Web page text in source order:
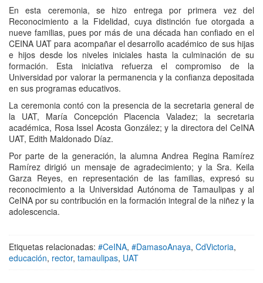
En esta ceremonia, se hizo entrega por primera vez del
Reconocimiento a la Fidelidad, cuya distinción fue otorgada a
nueve familias, pues por más de una década han confiado en el
CEINA UAT para acompañar el desarrollo académico de sus hijas
e hijos desde los niveles iniciales hasta la culminación de su
formación. Esta iniciativa refuerza el compromiso de la
Universidad por valorar la permanencia y la confianza depositada
en sus programas educativos.
La ceremonia contó con la presencia de la secretaria general de
la UAT, María Concepción Placencia Valadez; la secretaria
académica, Rosa Issel Acosta González; y la directora del CeINA
UAT, Edith Maldonado Díaz.
Por parte de la generación, la alumna Andrea Regina Ramírez
Ramírez dirigió un mensaje de agradecimiento; y la Sra. Keila
Garza Reyes, en representación de las familias, expresó su
reconocimiento a la Universidad Autónoma de Tamaulipas y al
CeINA por su contribución en la formación integral de la niñez y la
adolescencia.
Etiquetas relacionadas: #CeINA, #DamasoAnaya, CdVictoria,
educación, rector, tamaulipas, UAT